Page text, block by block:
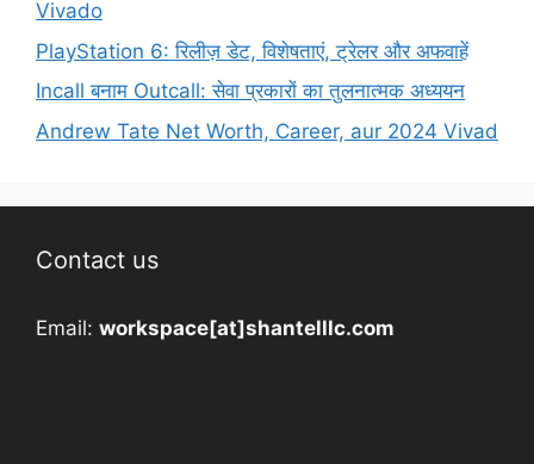
Vivado
PlayStation 6: रिलीज़ डेट, विशेषताएं, ट्रेलर और अफवाहें
Incall बनाम Outcall: सेवा प्रकारों का तुलनात्मक अध्ययन
Andrew Tate Net Worth, Career, aur 2024 Vivad
Contact us
Email: workspace[at]shantelllc.com